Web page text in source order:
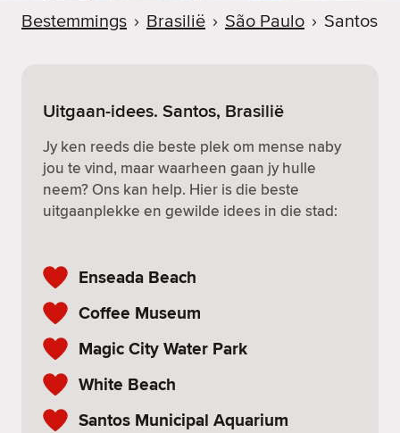
Bestemmings › Brasilië › São Paulo › Santos
Uitgaan-idees. Santos, Brasilië
Jy ken reeds die beste plek om mense naby
jou te vind, maar waarheen gaan jy hulle
neem? Ons kan help. Hier is die beste
uitgaanplekke en gewilde idees in die stad:
Enseada Beach
Coffee Museum
Magic City Water Park
White Beach
Santos Municipal Aquarium